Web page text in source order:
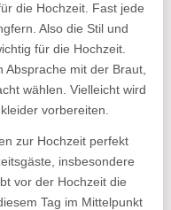
die Hochzeit. Fast jede
Also die Stil und
für die Hochzeit.
mit der Braut,
wählen. Vielleicht wird
vorbereiten.
zur Hochzeit perfekt
insbesondere
vor der Hochzeit die
Tag im Mittelpunkt